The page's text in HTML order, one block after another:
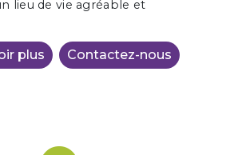
lieu de vie agréable et
plus Contactez-nous